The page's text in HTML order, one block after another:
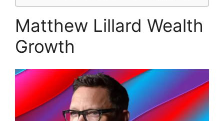
Matthew Lillard Wealth
Growth